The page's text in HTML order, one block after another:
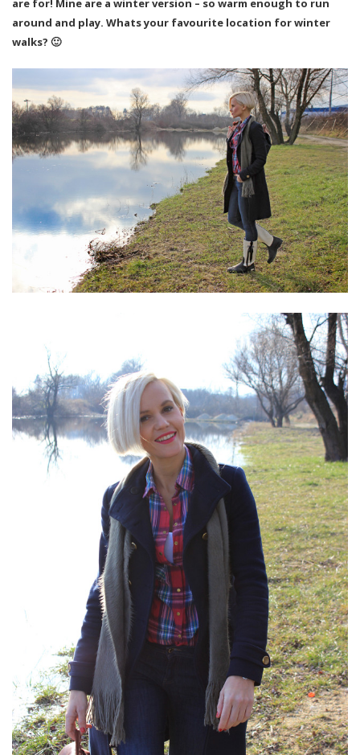
are for! Mine are a winter version – so warm enough to run
around and play. Whats your favourite location for winter
walks? 🙂